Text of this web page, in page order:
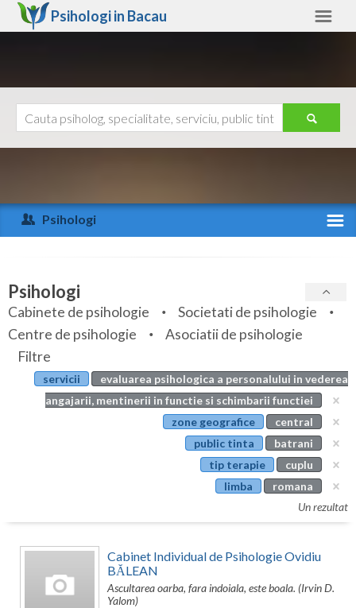
Psihologi in Bacau
Arad
Arges
Bihor
Bistrita-Nasaud
Botosani
Braila
Calarasi
Ajutor
Psihologi
Specialitati
Servicii
Articole
Evenimente
Psihologi
Cabinete de psihologie
Societati de psihologie
Centre de psihologie
Asociatii de psihologie
Filtre
servicii
evaluarea psihologica a personalului in vederea
angajarii, mentinerii in functie si schimbarii functiei
zone geografice
central
public tinta
batrani
tip terapie
cuplu
limba
romana
Un rezultat
Cabinet Individual de Psihologie Ovidiu
BĂLEAN
Ascultarea oarba, fara indoiala, este boala. (Irvin D.
Yalom)